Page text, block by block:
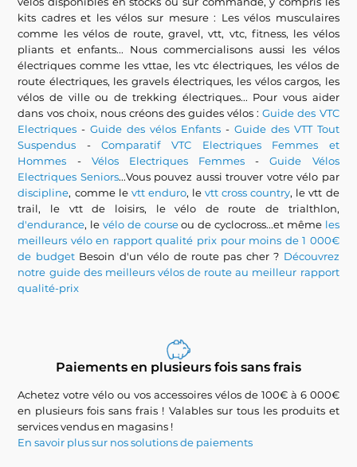
kits cadres et les vélos sur mesure : Les vélos musculaires
comme les vélos de route, gravel, vtt, vtc, fitness, les vélos
pliants et enfants... Nous commercialisons aussi les vélos
électriques comme les vttae, les vtc électriques, les vélos de
route électriques, les gravels électriques, les vélos cargos, les
vélos de ville ou de trekking électriques... Pour vous aider
dans vos choix, nous créons des guides vélos :Guide des VTC
Electriques -Guide des vélos Enfants - Guide des VTT Tout
Suspendus -Comparatif VTC Electriques Femmes et
Hommes - Vélos Electriques Femmes -Guide Vélos
Electriques Seniors...Vous pouvez aussi trouver votre vélo par
discipline, comme le vtt enduro, levtt cross country, le vtt de
trail, le vtt de loisirs, le vélo de route de trialthlon,
d'endurance, levélo de courseou de cyclocross...et même les
meilleurs vélo en rapport qualité prix pour moins de 1 000€
de budgetBesoin d'un vélo de route pas cher ? Découvrez
notre guide des meilleurs vélos de route au meilleur rapport
qualité-prix
Paiements en plusieurs fois sans frais
Achetez votre vélo ou vos accessoires vélos de 100€ à 6 000€
en plusieurs fois sans frais ! Valables sur tous les produits et
services vendus en magasins !
En savoir plus sur nos solutions de paiements